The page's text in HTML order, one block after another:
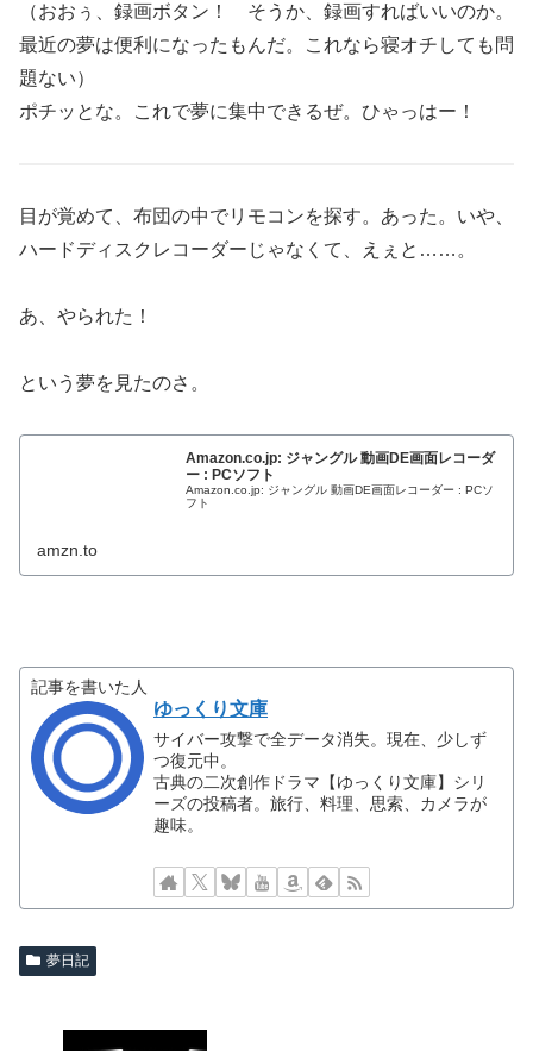
（おおぅ、録画ボタン！ そうか、録画すればいいのか。
最近の夢は便利になったもんだ。これなら寝オチしても問
題ない）
ポチッとな。これで夢に集中できるぜ。ひゃっはー！
目が覚めて、布団の中でリモコンを探す。あった。いや、
ハードディスクレコーダーじゃなくて、えぇと……。
あ、やられた！
という夢を見たのさ。
Amazon.co.jp: ジャングル 動画DE画面レコーダ
ー : PCソフト
Amazon.co.jp: ジャングル 動画DE画面レコーダー : PCソ
フト
amzn.to
記事を書いた人
ゆっくり文庫
サイバー攻撃で全データ消失。現在、少しず
つ復元中。
古典の二次創作ドラマ【ゆっくり文庫】シリ
ーズの投稿者。旅行、料理、思索、カメラが
趣味。
夢日記